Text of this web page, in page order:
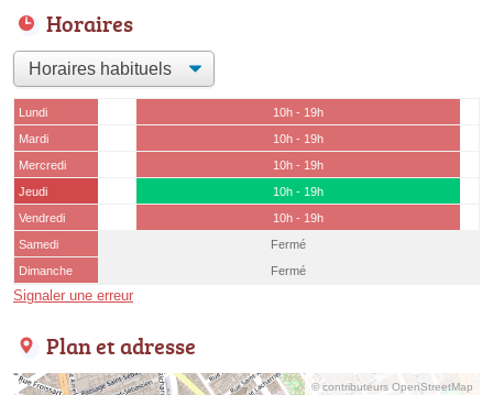
Horaires
Lundi
10h - 19h
Mardi
10h - 19h
Mercredi
10h - 19h
Jeudi
10h - 19h
Vendredi
10h - 19h
Samedi
Fermé
Dimanche
Fermé
Signaler une erreur
Plan et adresse
© contributeurs OpenStreetMap